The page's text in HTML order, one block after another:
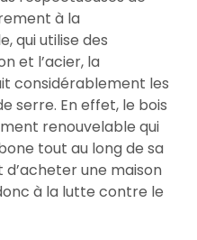
à la
qui utilise des
et l’acier, la
considérablement les
serre. En effet, le bois
renouvelable qui
tout au long de sa
d’acheter une maison
à la lutte contre le